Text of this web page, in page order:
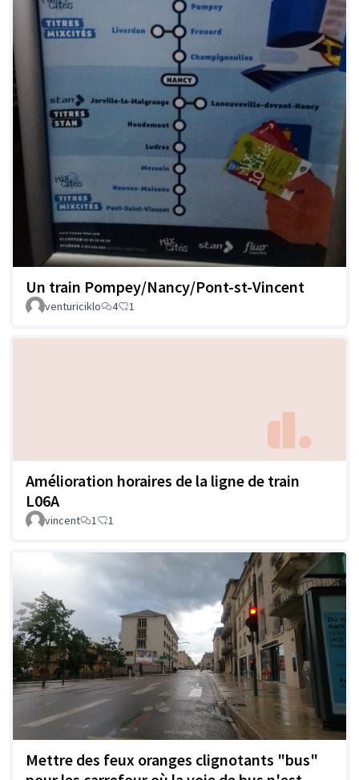
Un train Pompey/Nancy/Pont-st-Vincent
venturiciklo 4 1
Amélioration horaires de la ligne de train
L06A
vincent 1 1
Mettre des feux oranges clignotants "bus"